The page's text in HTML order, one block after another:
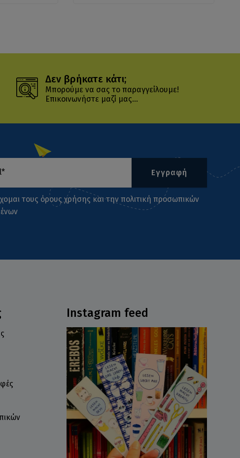
Δεν βρήκατε κάτι;
Μπορούμε να σας το παραγγείλουμε!
Επικοινωνήστε μαζί μας...
Εγγραφή
τους όρους χρήσης και την πολιτική προσωπικών
Instagram feed